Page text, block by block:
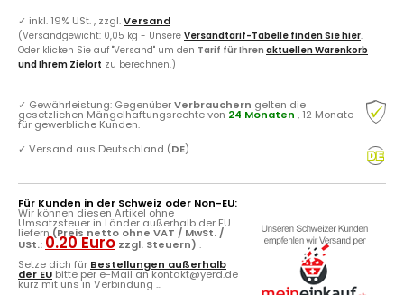
✓ inkl. 19% USt. , zzgl.Versand
(Versandgewicht: 0,05 kg - Unsere Versandtarif-Tabelle finden Sie hier.
Oder klicken Sie auf "Versand" um den Tarif für Ihren aktuellen Warenkorb
und Ihrem Zielort zu berechnen.)
✓ Gewährleistung: GegenüberVerbrauchern gelten die
gesetzlichen Mängelhaftungsrechte von 24 Monaten , 12 Monate
für gewerbliche Kunden.
✓ Versand aus Deutschland (DE)
Für Kunden in der Schweiz oder Non-EU:
Wir können diesen Artikel ohne
Umsatzsteuer in Länder außerhalb der EU
liefern(Preis netto ohne VAT / MwSt. /
USt.: 0.20 Euro zzgl. Steuern) .
Setze dich für Bestellungen außerhalb
der EU bitte per e-Mail an kontakt@yerd.de
kurz mit uns in Verbindung ...